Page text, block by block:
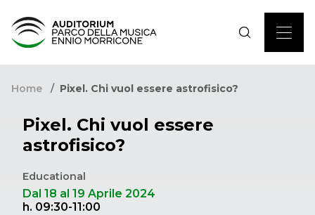
Home Pixel. Chi vuol essere astrofisico?
Pixel. Chi vuol essere
astrofisico?
Educational
Dal 18 al 19 Aprile 2024
h. 09:30-11:00